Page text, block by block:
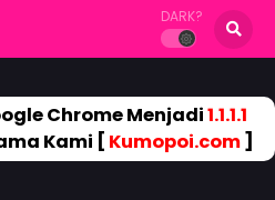
DARK?
Chrome Menjadi1.1.1.1
Kami [ Kumopoi.com]